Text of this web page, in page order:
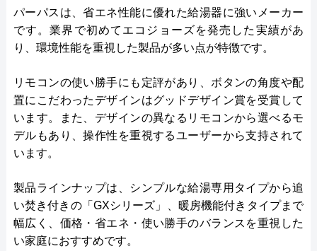
パーパスは、省エネ性能に優れた給湯器に強いメーカー
です。業界で初めてエコジョーズを発売した実績があ
り、環境性能を重視した製品が多い点が特徴です。
リモコンの使い勝手にも定評があり、ボタンの角度や配
置にこだわったデザインはグッドデザイン賞を受賞して
います。また、デザインの異なるリモコンから選べるモ
デルもあり、操作性を重視するユーザーから支持されて
います。
製品ラインナップは、シンプルな給湯専用タイプから追
い焚き付きの「GXシリーズ」、暖房機能付きタイプまで
幅広く、価格・省エネ・使い勝手のバランスを重視した
い家庭におすすめです。